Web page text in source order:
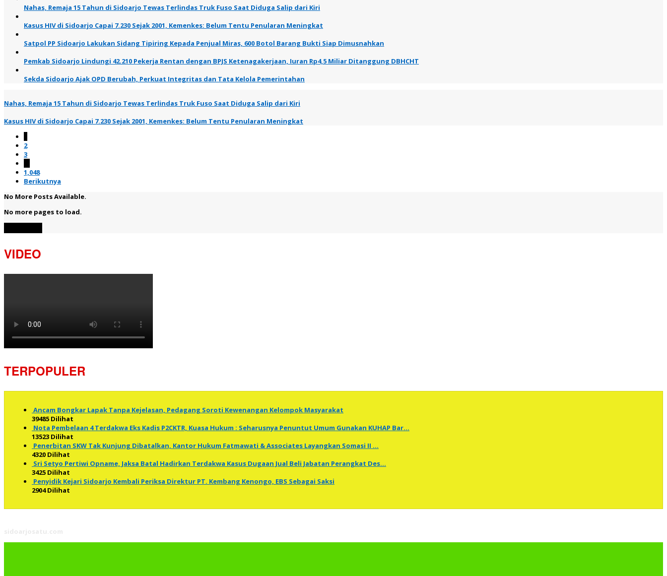
Nahas, Remaja 15 Tahun di Sidoarjo Tewas Terlindas Truk Fuso Saat Diduga Salip dari Kiri
Kasus HIV di Sidoarjo Capai 7.230 Sejak 2001, Kemenkes: Belum Tentu Penularan Meningkat
Satpol PP Sidoarjo Lakukan Sidang Tipiring Kepada Penjual Miras, 600 Botol Barang Bukti Siap Dimusnahkan
Pemkab Sidoarjo Lindungi 42.210 Pekerja Rentan dengan BPJS Ketenagakerjaan, Iuran Rp4,5 Miliar Ditanggung DBHCHT
Sekda Sidoarjo Ajak OPD Berubah, Perkuat Integritas dan Tata Kelola Pemerintahan
Nahas, Remaja 15 Tahun di Sidoarjo Tewas Terlindas Truk Fuso Saat Diduga Salip dari Kiri
Kasus HIV di Sidoarjo Capai 7.230 Sejak 2001, Kemenkes: Belum Tentu Penularan Meningkat
2
3
1,048
Berikutnya
No More Posts Available.
No more pages to load.
VIDEO
TERPOPULER
Ancam Bongkar Lapak Tanpa Kejelasan, Pedagang Soroti Kewenangan Kelompok Masyarakat
39485 Dilihat
Nota Pembelaan 4 Terdakwa Eks Kadis P2CKTR, Kuasa Hukum : Seharusnya Penuntut Umum Gunakan KUHAP Bar…
13523 Dilihat
Penerbitan SKW Tak Kunjung Dibatalkan, Kantor Hukum Fatmawati & Associates Layangkan Somasi II …
4320 Dilihat
Sri Setyo Pertiwi Opname, Jaksa Batal Hadirkan Terdakwa Kasus Dugaan Jual Beli Jabatan Perangkat Des…
3425 Dilihat
Penyidik Kejari Sidoarjo Kembali Periksa Direktur PT. Kembang Kenongo, EBS Sebagai Saksi
2904 Dilihat